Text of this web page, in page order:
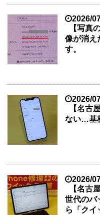
2026/
【写真
像が消え
す。
2026/
【名古
ない…基
2026/
【名古
世代のバ
ら「クイ